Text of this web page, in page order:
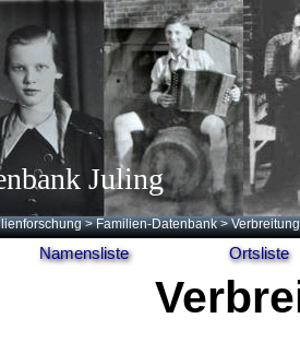
Juling
>Familien-Datenbank >
Namensliste Ortsliste